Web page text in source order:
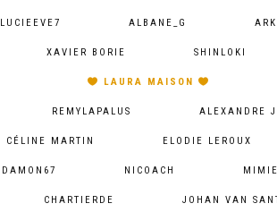
LUCIEEVE7 ALBANE_G
XAVIER BORIE SHINLOKI
LAURA MAISON
REMYLAPALUS ALEXANDRE
CÉLINE MARTIN ELODIE LEROUX
DAMON67 NICOACH
CHARTIERDE JOHAN VAN